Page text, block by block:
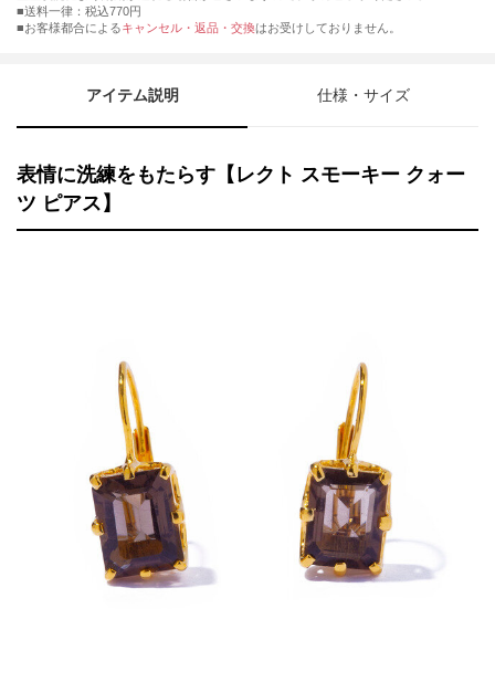
■送料一律：税込770円
■お客様都合によるキャンセル・返品・交換はお受けしておりません。
アイテム説明 仕様・サイズ
表情に洗練をもたらす【レクト スモーキー クォー
ツ ピアス】